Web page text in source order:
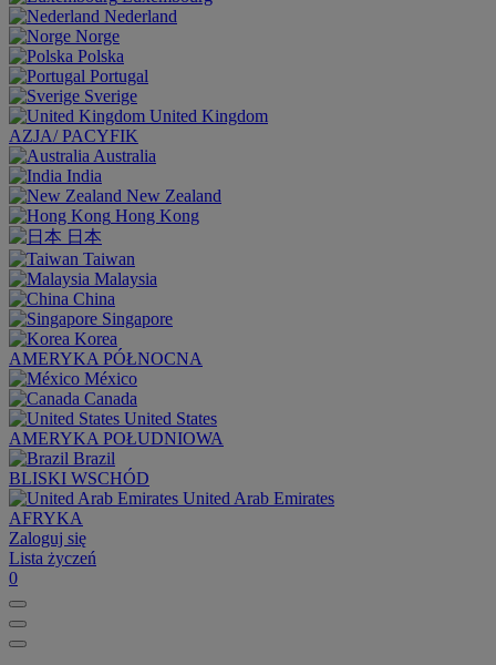
Nederland
Norge
Polska
Portugal
Sverige
United Kingdom
AZJA/ PACYFIK
Australia
India
New Zealand
Hong Kong
日本
Taiwan
Malaysia
China
Singapore
Korea
AMERYKA PÓŁNOCNA
México
Canada
United States
AMERYKA POŁUDNIOWA
Brazil
BLISKI WSCHÓD
United Arab Emirates
AFRYKA
Zaloguj się
Lista życzeń
0